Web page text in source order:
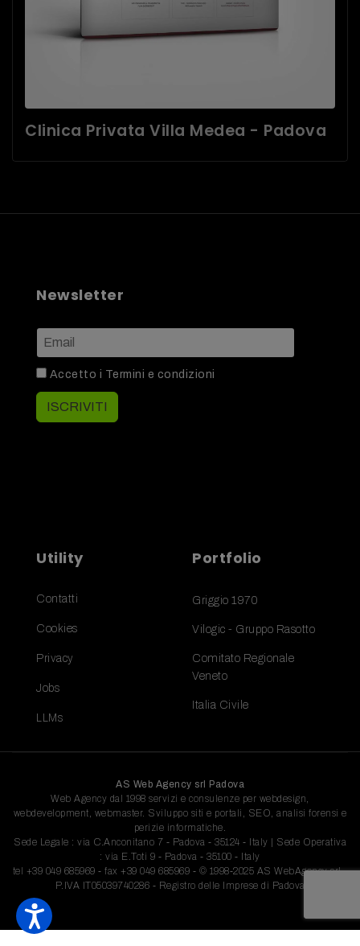
Clinica Privata Villa Medea - Padova
Newsletter
Accetto i Termini e condizioni
ISCRIVITI
Utility
Contatti
Cookies
Privacy
Jobs
LLMs
Portfolio
Griggio 1970
Vilogic - Gruppo Rasotto
Comitato Regionale
Veneto
Italia Civile
AS Web Agency srl Padova
Web Agency dal 1998 servizi e consulenze per webdesign,
webdevelopment, webmaster. Sviluppo siti e portali, SEO, analisi forensi e
perizie informatiche.
Sede Legale : via C.Anconitano 7 - Padova - 35124 - Italy | Sede Operativa
: via E.Toti 9 - Padova - 35100 - Italy
tel +39 049 685969 - fax +39 049 685969 - © 1998-2025 AS WebAgency srl -
P.IVA IT05039740286 - Registro delle Imprese di Padova